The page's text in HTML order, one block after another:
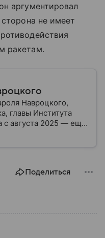
аргументировал
не имеет
ракетам.
Навроцкого,
главы Института
с августа 2025 — еще
главные детали его
Поделиться